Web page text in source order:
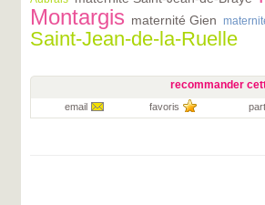
Montargis maternité Gien
Saint-Jean-de-la-Ruelle
recommander
email favoris